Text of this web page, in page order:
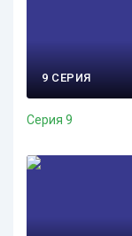
9 СЕРИЯ
Серия 9